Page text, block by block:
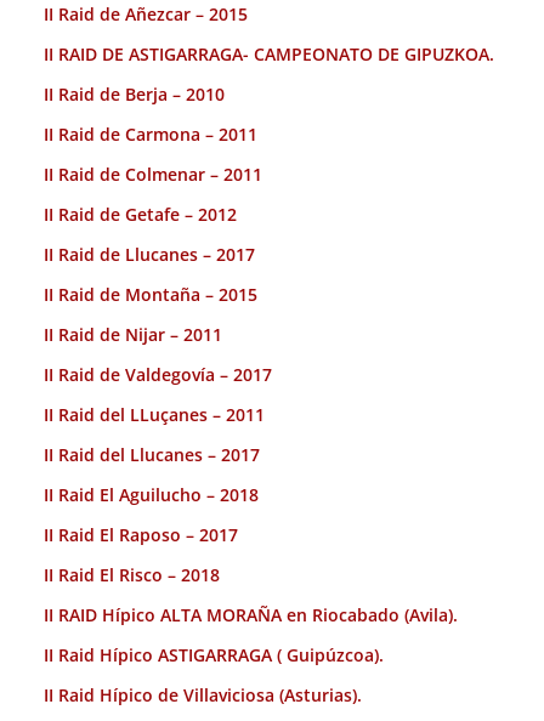
II Raid de Añezcar – 2015
II RAID DE ASTIGARRAGA- CAMPEONATO DE GIPUZKOA.
II Raid de Berja – 2010
II Raid de Carmona – 2011
II Raid de Colmenar – 2011
II Raid de Getafe – 2012
II Raid de Llucanes – 2017
II Raid de Montaña – 2015
II Raid de Nijar – 2011
II Raid de Valdegovía – 2017
II Raid del LLuçanes – 2011
II Raid del Llucanes – 2017
II Raid El Aguilucho – 2018
II Raid El Raposo – 2017
II Raid El Risco – 2018
II RAID Hípico ALTA MORAÑA en Riocabado (Avila).
II Raid Hípico ASTIGARRAGA ( Guipúzcoa).
II Raid Hípico de Villaviciosa (Asturias).